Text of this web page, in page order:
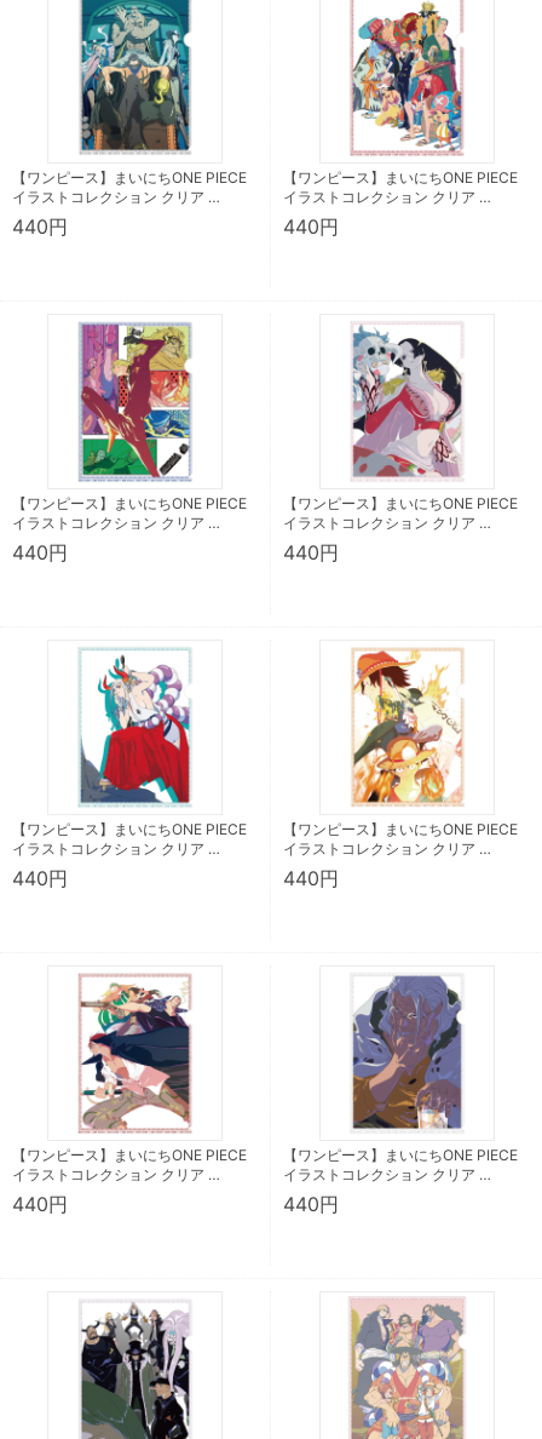
【ワンピース】まいにちONE PIECE
イラストコレクション クリア …
440円
【ワンピース】まいにちONE PIECE
イラストコレクション クリア …
440円
【ワンピース】まいにちONE PIECE
イラストコレクション クリア …
440円
【ワンピース】まいにちONE PIECE
イラストコレクション クリア …
440円
【ワンピース】まいにちONE PIECE
イラストコレクション クリア …
440円
【ワンピース】まいにちONE PIECE
イラストコレクション クリア …
440円
【ワンピース】まいにちONE PIECE
イラストコレクション クリア …
440円
【ワンピース】まいにちONE PIECE
イラストコレクション クリア …
440円